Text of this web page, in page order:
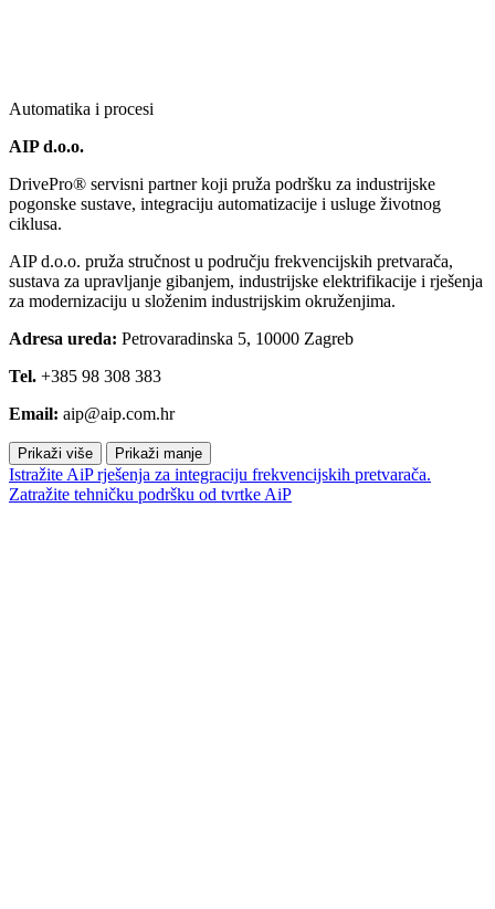
Automatika i procesi
AIP d.o.o.
DrivePro® servisni partner koji pruža podršku za industrijske
pogonske sustave, integraciju automatizacije i usluge životnog
ciklusa.
AIP d.o.o. pruža stručnost u području frekvencijskih pretvarača,
sustava za upravljanje gibanjem, industrijske elektrifikacije i rješenja
za modernizaciju u složenim industrijskim okruženjima.
Adresa ureda: Petrovaradinska 5, 10000 Zagreb
Tel. +385 98 308 383
Email: aip@aip.com.hr
Prikaži više Prikaži manje
Istražite AiP rješenja za integraciju frekvencijskih pretvarača.
Zatražite tehničku podršku od tvrtke AiP